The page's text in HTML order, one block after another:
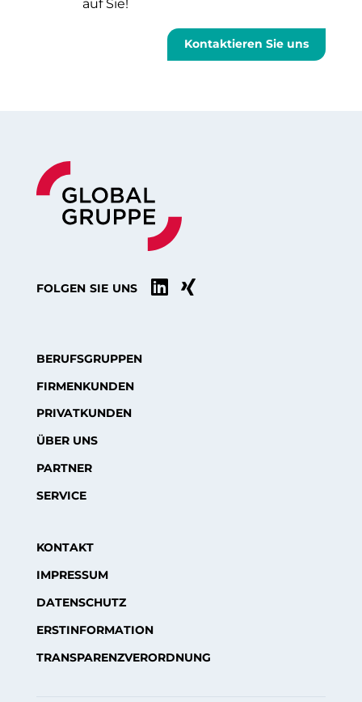
Kontaktieren Sie uns
FOLGEN SIE UNS  
BERUFSGRUPPEN
FIRMENKUNDEN
PRIVATKUNDEN
ÜBER UNS
PARTNER
SERVICE
KONTAKT
IMPRESSUM
DATENSCHUTZ
ERSTINFORMATION
TRANSPARENZVERORDNUNG